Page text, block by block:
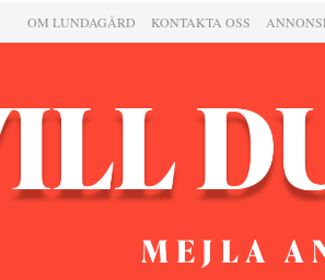
OM LUNDAGÅRD KONTAKTA OSS